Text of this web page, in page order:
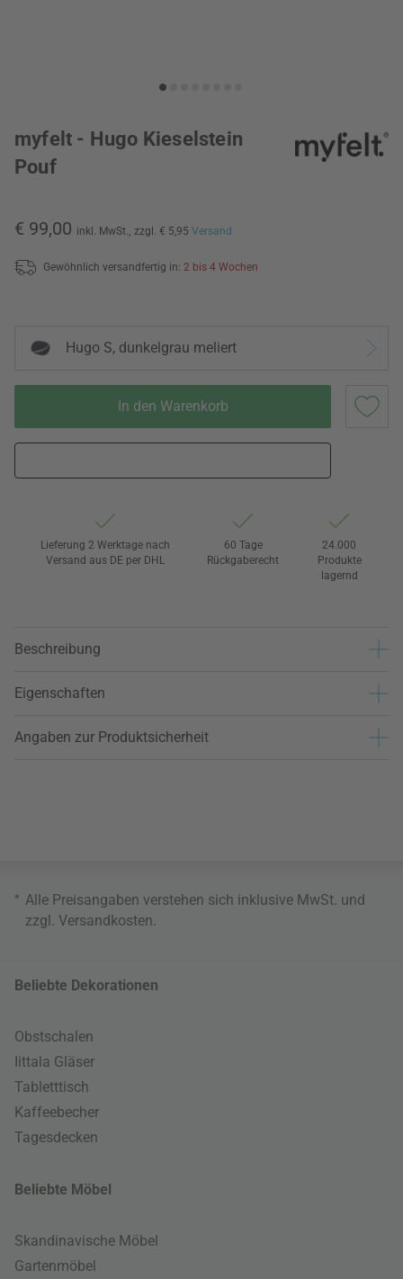
myfelt - Hugo Kieselstein
Pouf
€ 99,00 inkl. MwSt., zzgl. € 5,95 Versand
Gewöhnlich versandfertig in: 2 bis 4 Wochen
Hugo S, dunkelgrau meliert
In den Warenkorb
Lieferung 2 Werktage nach
Versand aus DE per DHL
60 Tage
Rückgaberecht
24.000
Produkte
lagernd
Beschreibung
Eigenschaften
Angaben zur Produktsicherheit
* Alle Preisangaben verstehen sich inklusive MwSt. und
zzgl. Versandkosten
Beliebte Dekorationen
Obstschalen
Iittala Gläser
Tabletttisch
Kaffeebecher
Tagesdecken
Beliebte Möbel
Skandinavische Möbel
Gartenmöbel